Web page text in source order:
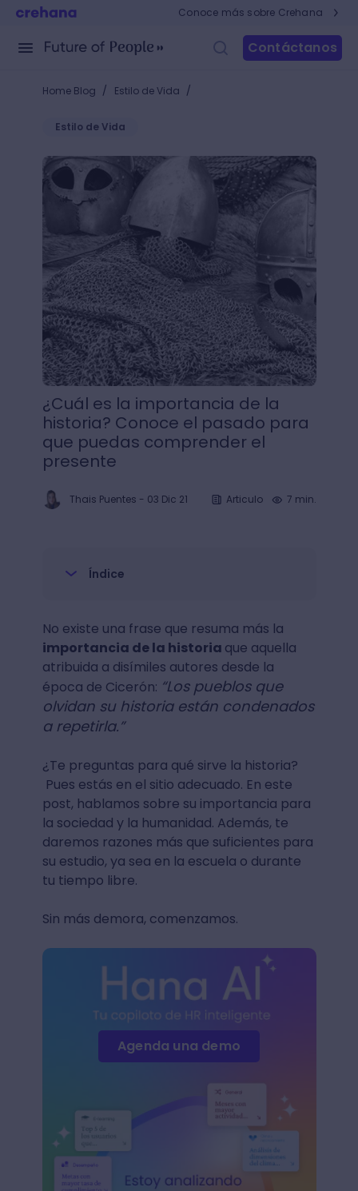
Conoce más sobre Crehana
Contáctanos
Home Blog / Estilo de Vida /
Estilo de Vida
¿Cuál es la importancia de la historia? Conoce el
¿Cuál es la importancia de la
historia? Conoce el pasado para
que puedas comprender el
presente
Thais Puentes - 03 Dic 21 Articulo 7 min.
Índice
No existe una frase que resuma más la
importancia de la historia que aquella
atribuida a disímiles autores desde la
época de Cicerón: “Los pueblos que
olvidan su historia están condenados
a repetirla.”
¿Te preguntas para qué sirve la historia?
Pues estás en el sitio adecuado. En este
post, hablamos sobre su importancia para
la sociedad y la humanidad. Además, te
daremos razones más que suficientes para
su estudio, ya sea en la escuela o durante
tu tiempo libre.
Sin más demora, comenzamos.
Agenda una demo